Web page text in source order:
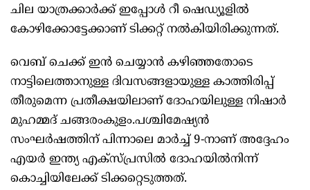
ചില യാത്രക്കാർക്ക് ഇപ്പോൾ റീ ഷെഡ്യൂളിൽ
കോഴിക്കോട്ടേക്കാണ് ടിക്കറ്റ് നൽകിയിരിക്കുന്നത്.
വെബ് ചെക്ക് ഇൻ ചെയ്യാൻ കഴിഞ്ഞതോടെ
നാട്ടിലെത്താനുള്ള ദിവസങ്ങളായുള്ള കാത്തിരിപ്പ്
തീരുമെന്ന പ്രതീക്ഷയിലാണ് ദോഹയിലുള്ള നിഷാർ
മുഹമ്മദ് ചങ്ങരംകുളം.പശ്ചിമേഷ്യൻ
സംഘർഷത്തിന് പിന്നാലെ മാർച്ച് 9-നാണ് അദ്ദേഹം
എയർ ഇന്ത്യ എക്സ്പ്രസിൽ ദോഹയിൽനിന്ന്
കൊച്ചിയിലേക്ക് ടിക്കറ്റെടുത്തത്.